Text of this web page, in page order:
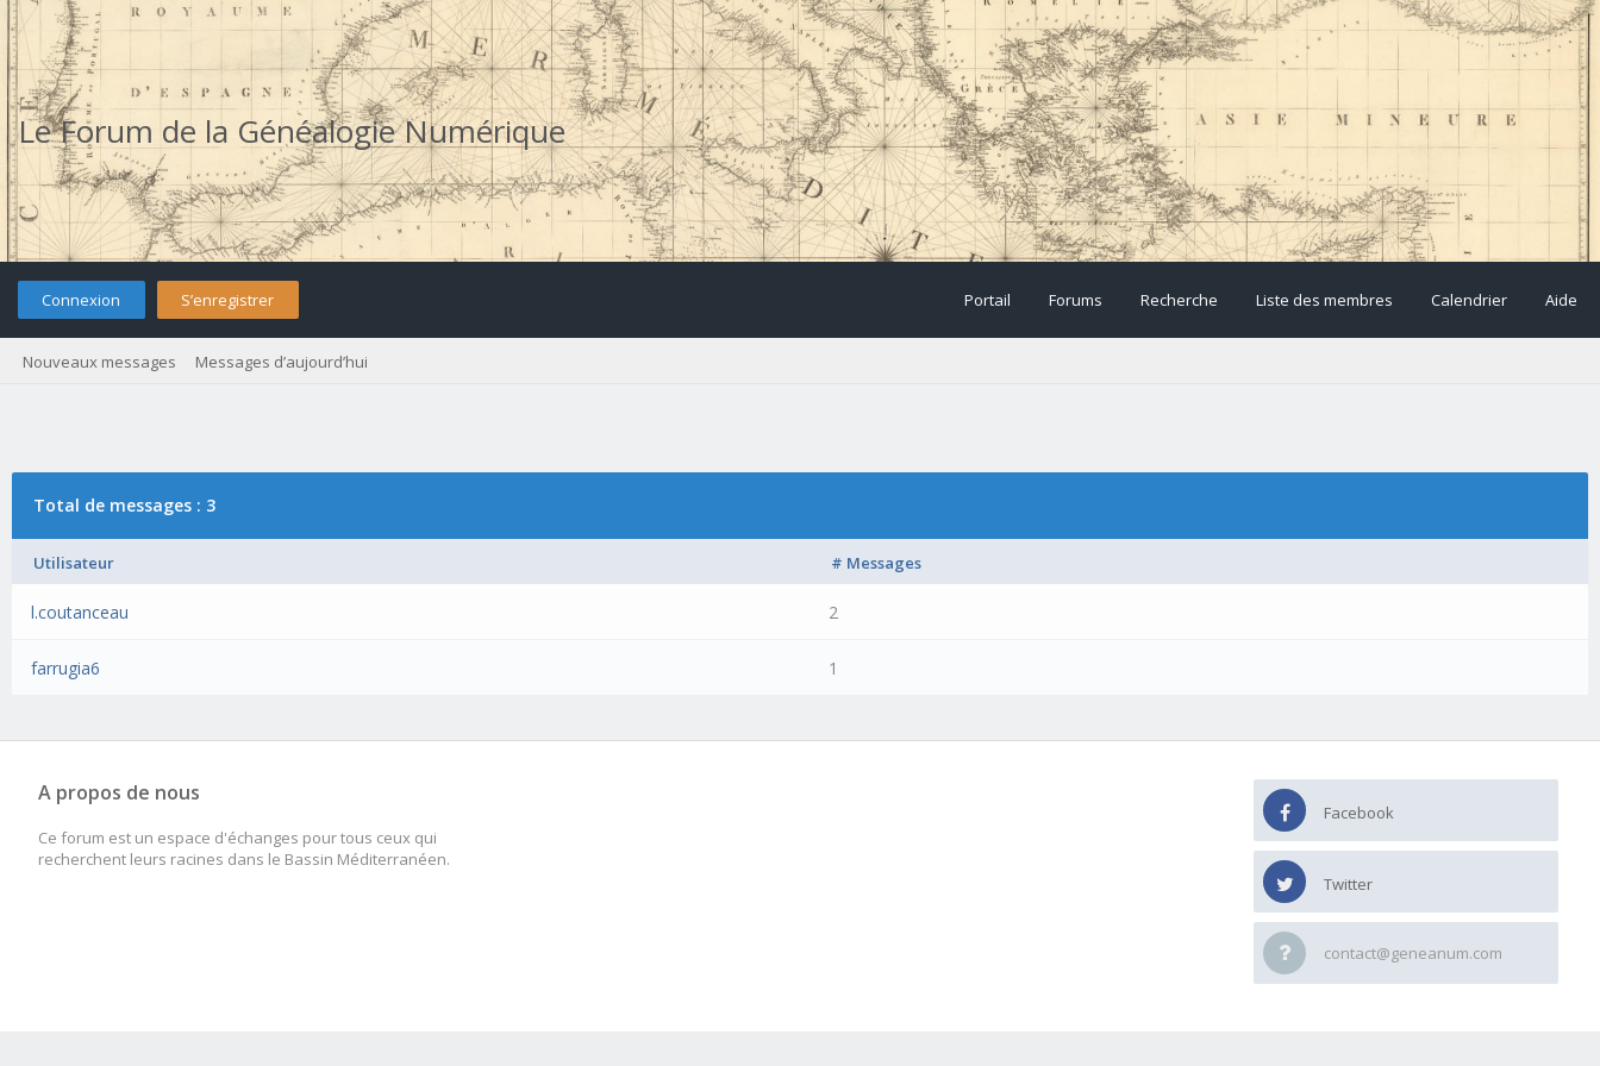
Le Forum de la Généalogie Numérique
Connexion S’enregistrer Portail Forums Recherche Liste des membres Calendrier Aide
Nouveaux messages Messages d’aujourd’hui
Total de messages : 3
Utilisateur # Messages
l.coutanceau 2
farrugia6 1
A propos de nous
Ce forum est un espace d'échanges pour tous ceux qui
recherchent leurs racines dans le Bassin Méditerranéen.
Facebook
Twitter
contact@geneanum.com